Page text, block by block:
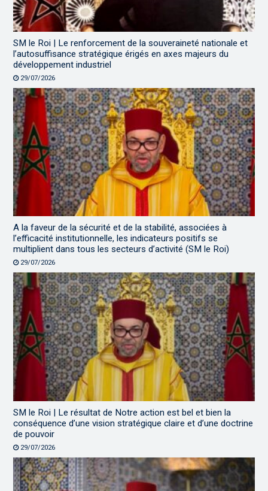
SM le Roi | Le renforcement de la souveraineté nationale et
l’autosuffisance stratégique érigés en axes majeurs du
développement industriel
29/07/2026
A la faveur de la sécurité et de la stabilité, associées à
l’efficacité institutionnelle, les indicateurs positifs se
multiplient dans tous les secteurs d’activité (SM le Roi)
29/07/2026
SM le Roi | Le résultat de Notre action est bel et bien la
conséquence d’une vision stratégique claire et d’une doctrine
de pouvoir
29/07/2026